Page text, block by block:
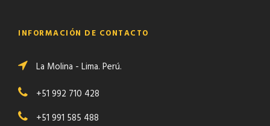
INFORMACIÓN DE CONTACTO
La Molina - Lima. Perú.
+51 992 710 428
+51 991 585 488